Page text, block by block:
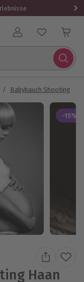
Benutzerkonto
/ Babybauch Shooting
-15%
Haan